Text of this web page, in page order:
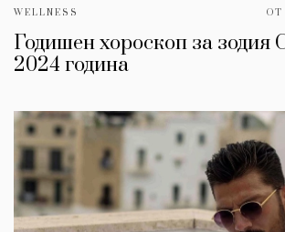
WELLNESS ОТ
Годишен хороскоп за зодия
2024 година